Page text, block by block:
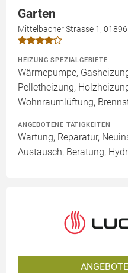
Garten
Mittelbacher Strasse 1,
HEIZUNG SPEZIALGEBIETE
Wärmepumpe,
Pelletheizung,
Wohnraumlüftung,
ANGEBOTENE TÄTIGKEITEN
Wartung, Reparatur,
Austausch, Beratung,